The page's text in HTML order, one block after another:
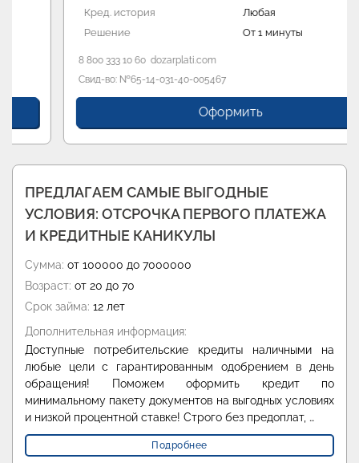
Кред. история
От 1 минуты
8 800 333 10 60 dozarplati.com
Свид-во: №65-14-031-40-005467
Оформить
ПРЕДЛАГАЕМ САМЫЕ ВЫГОДНЫЕ
УСЛОВИЯ: ОТСРОЧКА ПЕРВОГО ПЛАТЕЖА
И КРЕДИТНЫЕ КАНИКУЛЫ
Сумма: от 100000 до 7000000
Возраст: от 20 до 70
Срок займа: 12 лет
Дополнительная информация:
Доступные потребительские кредиты наличными на
любые цели с гарантированным одобрением в день
обращения! Поможем оформить кредит по
минимальному пакету документов на выгодных условиях
и низкой процентной ставке! Строго без предоплат, …
Подробнее